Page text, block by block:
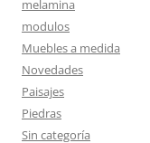
melamina
modulos
Muebles a medida
Novedades
Paisajes
Piedras
Sin categoría